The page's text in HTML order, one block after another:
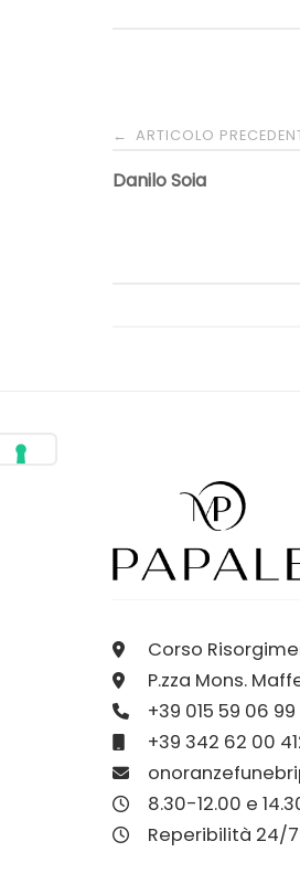
Navigazione
articoli
← ARTICOLO
Danilo Soia
Corso
P.zza Mons.
+39 015 59 06 99
+39 342 62 00
8.30-12.00 e
Reperibilità 24/7